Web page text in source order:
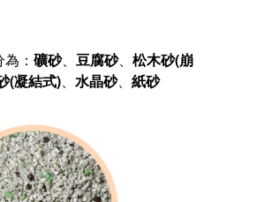
為：礦砂、 豆腐砂、松木砂(崩
(凝結式) 水晶砂、紙砂